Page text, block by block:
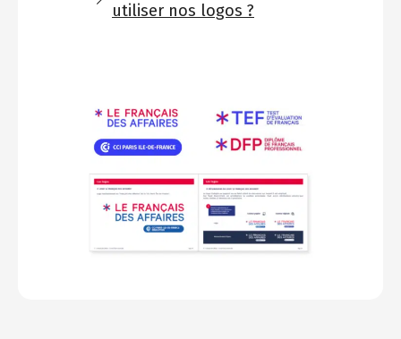
utiliser nos logos ?